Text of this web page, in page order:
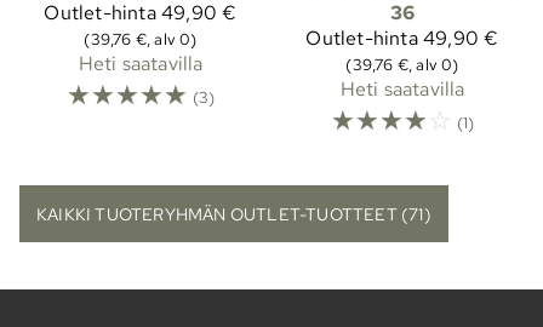
Outlet-hinta49,90 €
(39,76 €, alv 0)
Heti saatavilla
☆☆☆☆☆ (3)
36
Outlet-hinta49,90 €
(39,76 €, alv 0)
Heti saatavilla
☆☆☆☆☆ (1)
KAIKKI TUOTERYHMÄN OUTLET-TUOTTEET (71)